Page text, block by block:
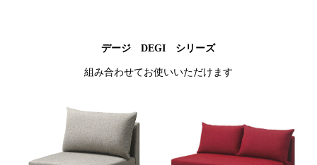
デージ DEGI シリーズ
組み合わせてお使いいただけます